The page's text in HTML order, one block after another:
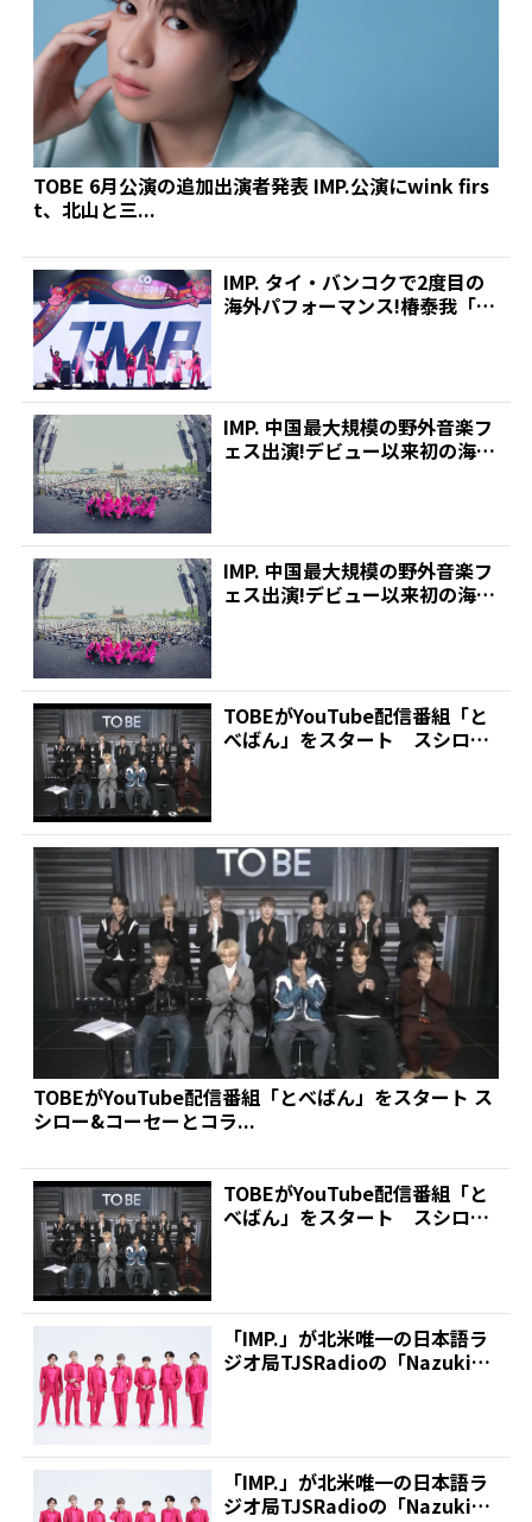
TOBE 6月公演の追加出演者発表 IMP.公演にwink firs
t、北山と三...
IMP. タイ・バンコクで2度目の
海外パフォーマンス!椿泰我「た
IMP. 中国最大規模の野外音楽フ
ェス出演!デビュー以来初の海外
IMP. 中国最大規模の野外音楽フ
ェス出演!デビュー以来初の海外
TOBEがYouTube配信番組「と
べばん」をスタート スシロー
TOBEがYouTube配信番組「とべばん」をスタート ス
シロー&コーセーとコラ...
TOBEがYouTube配信番組「と
べばん」をスタート スシロー
「IMP.」が北米唯一の日本語ラ
ジオ局TJSRadioの「Nazuki`s
「IMP.」が北米唯一の日本語ラ
ジオ局TJSRadioの「Nazuki`s